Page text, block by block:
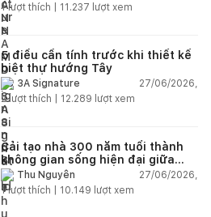
1lượt thích | 11.237 lượt xem
5 điều cần tính trước khi thiết kế
biệt thự hướng Tây
3A Signature
27/06/2026,
2lượt thích | 12.289 lượt xem
Cải tạo nhà 300 năm tuổi thành
không gian sống hiện đại giữa
thiên nhiên
Thu Nguyễn
27/06/2026,
1lượt thích | 10.149 lượt xem